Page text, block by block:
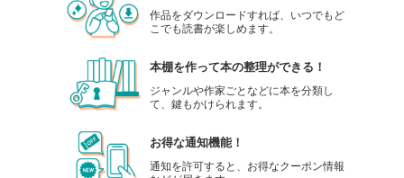
作品をダウンロードすれば、いつでもど
こでも読書が楽しめます。
本棚を作って本の整理ができる！
ジャンルや作家ごとなどに本を分類し
て、鍵もかけられます。
お得な通知機能！
通知を許可すると、お得なクーポン情報